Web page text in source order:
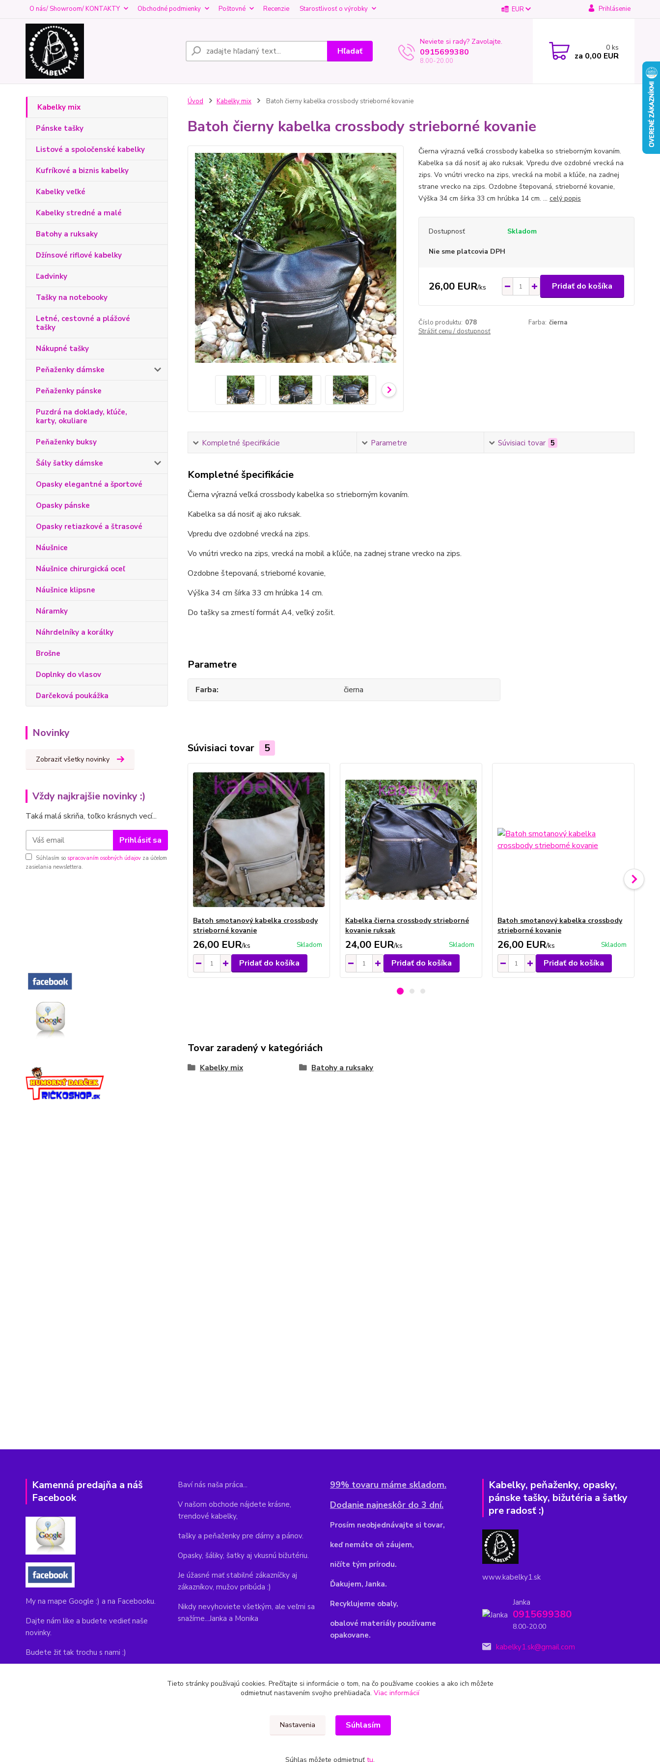
O nás/ Showroom/ KONTAKTY Obchodné podmienky Poštovné Recenzie Starostlivosť o výrobky EUR Prihlásenie
Hľadať
Neviete si rady? Zavolajte.
0915699380
8.00-20.00
0 ks
za 0,00 EUR
Kabelky mix
Pánske tašky
Listové a spoločenské kabelky
Kufríkové a biznis kabelky
Kabelky veľké
Kabelky stredné a malé
Batohy a ruksaky
Džínsové riflové kabelky
Ľadvinky
Tašky na notebooky
Letné, cestovné a plážové
tašky
Nákupné tašky
Peňaženky dámske
Peňaženky pánske
Puzdrá na doklady, kľúče,
karty, okuliare
Peňaženky buksy
Šály šatky dámske
Opasky elegantné a športové
Opasky pánske
Opasky retiazkové a štrasové
Náušnice
Náušnice chirurgická oceľ
Náušnice klipsne
Náramky
Náhrdelníky a korálky
Brošne
Doplnky do vlasov
Darčeková poukážka
Novinky
Zobraziť všetky novinky
Vždy najkrajšie novinky :)
Taká malá skriňa, toľko krásnych vecí...
Prihlásiť sa
Súhlasím so spracovaním osobných údajov za účelom
zasielania newslettera.
Úvod Kabelky mix Batoh čierny kabelka crossbody strieborné kovanie
Batoh čierny kabelka crossbody strieborné kovanie
Čierna výrazná veľká crossbody kabelka so strieborným kovaním.
Kabelka sa dá nosiť aj ako ruksak. Vpredu dve ozdobné vrecká na
zips. Vo vnútri vrecko na zips, vrecká na mobil a kľúče, na zadnej
strane vrecko na zips. Ozdobne štepovaná, strieborné kovanie,
Výška 34 cm šírka 33 cm hrúbka 14 cm. ... celý popis
Dostupnosť Skladom
Nie sme platcovia DPH
26,00 EUR/ks Pridať do košíka
Číslo produktu: 078 Farba: čierna
Strážiť cenu / dostupnosť
Kompletné špecifikácie Parametre Súvisiaci tovar 5
Kompletné špecifikácie
Čierna výrazná veľká crossbody kabelka so strieborným kovaním.
Kabelka sa dá nosiť aj ako ruksak.
Vpredu dve ozdobné vrecká na zips.
Vo vnútri vrecko na zips, vrecká na mobil a kľúče, na zadnej strane vrecko na zips.
Ozdobne štepovaná, strieborné kovanie,
Výška 34 cm šírka 33 cm hrúbka 14 cm.
Do tašky sa zmestí formát A4, veľký zošit.
Parametre
Farba čierna
Súvisiaci tovar 5
Batoh smotanový kabelka crossbody
strieborné kovanie
26,00 EUR/ks Skladom
Pridať do košíka
Kabelka čierna crossbody strieborné
kovanie ruksak
24,00 EUR/ks Skladom
Pridať do košíka
Batoh smotanový kabelka crossbody
strieborné kovanie
26,00 EUR/ks Skladom
Pridať do košíka
Tovar zaradený v kategóriách
Kabelky mix Batohy a ruksaky
Kamenná predajňa a náš
Facebook
My na mape Google :) a na Facebooku.
Dajte nám like a budete vedieť naše
novinky.
Budete žiť tak trochu s nami :)
Baví nás naša práca...
V našom obchode nájdete krásne,
trendové kabelky,
tašky a peňaženky pre dámy a pánov.
Opasky, šáliky, šatky aj vkusnú bižutériu.
Je úžasné mať stabilné zákazníčky aj
zákazníkov, mužov pribúda :)
Nikdy nevyhoviete všetkým, ale veľmi sa
snažíme...Janka a Monika
99% tovaru máme skladom.
Dodanie najneskôr do 3 dní.
Prosím neobjednávajte si tovar,
keď nemáte oň záujem,
ničíte tým prírodu.
Ďakujem, Janka.
Recyklujeme obaly,
obalové materiály používame
opakovane.
Kabelky, peňaženky, opasky,
pánske tašky, bižutéria a šatky
pre radosť :)
www.kabelky1.sk
Janka
0915699380
8.00-20.00
kabelky1.sk@gmail.com
Tieto stránky používajú cookies. Prečítajte si informácie o tom, na čo používame cookies a ako ich môžete
odmietnuť nastavením svojho prehliadača. Viac informácií
Nastavenia Súhlasím
Súhlas môžete odmietnuť tu.